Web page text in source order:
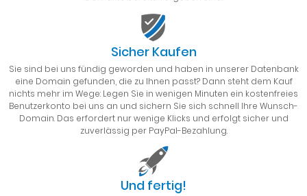
Sicher Kaufen
Sie sind bei uns fündig geworden und haben in unserer Datenbank
eine Domain gefunden, die zu Ihnen passt? Dann steht dem Kauf
nichts mehr im Wege: Legen Sie in wenigen Minuten ein kostenfreies
Benutzerkonto bei uns an und sichern Sie sich schnell Ihre Wunsch-
Domain. Das erfordert nur wenige Klicks und erfolgt sicher und
zuverlässig per PayPal-Bezahlung.
Und fertig!